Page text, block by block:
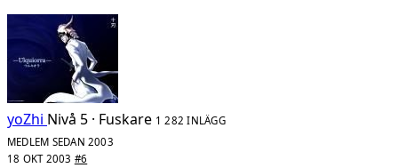
yoZhi Nivå 5 · Fuskare 1 282 INLÄGG
MEDLEM SEDAN 2003
18 OKT 2003 #6